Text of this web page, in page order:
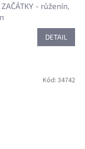
- růženín,
DETAIL
Kód: 34742